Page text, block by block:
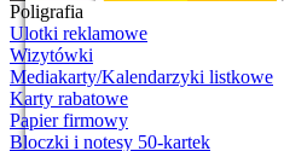
Poligrafia
Ulotki reklamowe
Wizytówki
Mediakarty/Kalendarzyki listkowe
Karty rabatowe
Papier firmowy
Bloczki i notesy 50-kartek